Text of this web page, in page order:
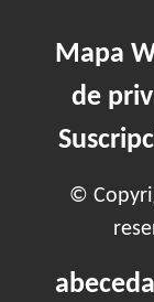
Mapa
de
©